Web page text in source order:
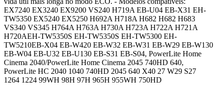
EX7240 EX3240 EX9200 VS240 H719A EB-U04 EB-X31 EH-
TW5350 EX5240 EX5250 H692A H718A H682 H682 H683
VS340 VS345 H764A H763A H730A H723A H722A H721A
H720AEH-TW5350S EH-TW5350S EH-TW5300 EH-
TW5210EB-X04 EB-W420 EB-W32 EB-W31 EB-W29 EB-W130
EB-W04 EB-U32 EB-U130 EB-S31 EB-S04, PowerLite Home
Cinema 2040/PowerLite Home Cinema 2045 740HD 640,
PowerLite HC 2040 1040 740HD 2045 640 X40 27 W29 S27
1264 1224 99WH 98H 97H 965H 955WH 750HD